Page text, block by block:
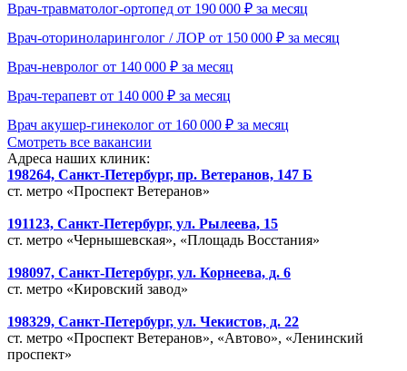
Врач-травматолог-ортопед от 190 000 ₽ за месяц
Врач-оториноларинголог / ЛОР от 150 000 ₽ за месяц
Врач-невролог от 140 000 ₽ за месяц
Врач-терапевт от 140 000 ₽ за месяц
Врач акушер-гинеколог от 160 000 ₽ за месяц
Смотреть все вакансии
Адреса наших клиник:
198264, Санкт-Петербург, пр. Ветеранов, 147 Б
ст. метро «Проспект Ветеранов»
191123, Санкт-Петербург, ул. Рылеева, 15
ст. метро «Чернышевская», «Площадь Восстания»
198097, Санкт-Петербург, ул. Корнеева, д. 6
ст. метро «Кировский завод»
198329, Санкт-Петербург, ул. Чекистов, д. 22
ст. метро «Проспект Ветеранов», «Автово», «Ленинский
проспект»